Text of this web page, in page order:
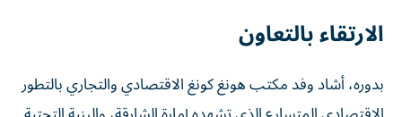
الارتقاء بالتعاون
بدوره، أشاد وفد مكتب هونغ كونغ الاقتصادي والتجاري بالتطور